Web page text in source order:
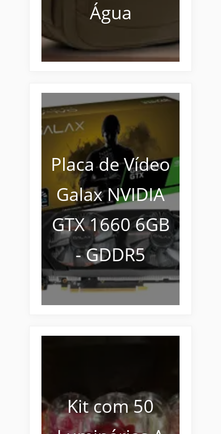
Água
Placa de Vídeo
Galax NVIDIA
GTX 1660 6GB
- GDDR5
Kit com 50